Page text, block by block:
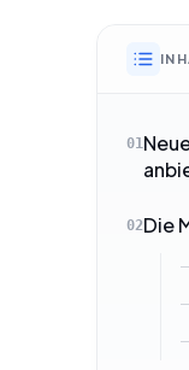
01
02Die